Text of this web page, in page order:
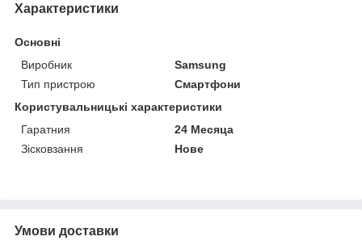
Характеристики
Основні
Виробник
Samsung
Тип пристрою
Смартфони
Користувальницькі характеристики
Гаратния
24 Месяца
Зісковзання
Нове
Умови доставки